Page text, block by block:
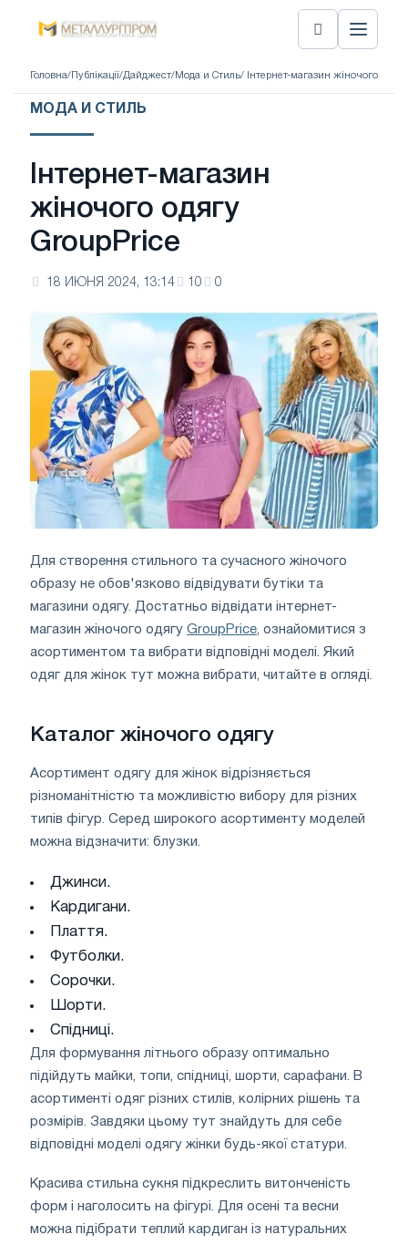
Головна/ Публікації/Дайджест/ Мода и Стиль/ Інтернет-магазин жіночого
МОДА И СТИЛЬ
Інтернет-магазин
жіночого одягу
GroupPrice
18 ИЮНЯ 2024, 13:14 10 0
Для створення стильного та сучасного жіночого
образу не обов'язково відвідувати бутіки та
магазини одягу. Достатньо відвідати інтернет-
магазин жіночого одягу GroupPrice, ознайомитися з
асортиментом та вибрати відповідні моделі. Який
одяг для жінок тут можна вибрати, читайте в огляді.
Каталог жіночого одягу
Асортимент одягу для жінок відрізняється
різноманітністю та можливістю вибору для різних
типів фігур. Серед широкого асортименту моделей
можна відзначити: блузки.
Джинси.
Кардигани.
Плаття.
Футболки.
Сорочки.
Шорти.
Спідниці.
Для формування літнього образу оптимально
підійдуть майки, топи, спідниці, шорти, сарафани. В
асортименті одяг різних стилів, колірних рішень та
розмірів. Завдяки цьому тут знайдуть для себе
відповідні моделі одягу жінки будь-якої статури.
Красива стильна сукня підкреслить витонченість
форм і наголосить на фігурі. Для осені та весни
можна підібрати теплий кардиган із натуральних